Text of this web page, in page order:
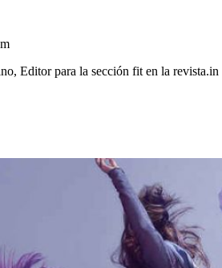
Editor para la sección fit en la revista.in